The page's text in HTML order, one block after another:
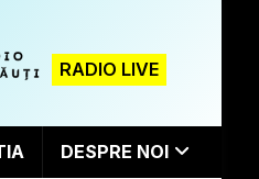
RADIO LIVE
DESPRE NOI